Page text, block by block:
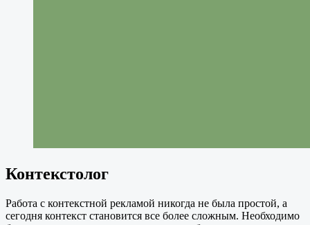
Контекстолог
Работа с контекстной рекламой никогда не была простой, а
сегодня контекст становится все более сложным. Необходимо